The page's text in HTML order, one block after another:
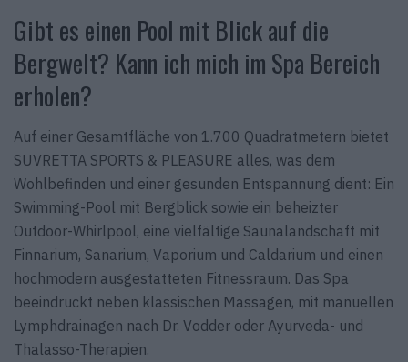
Gibt es einen Pool mit Blick auf die
Bergwelt? Kann ich mich im Spa Bereich
erholen?
Auf einer Gesamtfläche von 1.700 Quadratmetern bietet
SUVRETTA SPORTS & PLEASURE alles, was dem
Wohlbefinden und einer gesunden Entspannung dient: Ein
Swimming-Pool mit Bergblick sowie ein beheizter
Outdoor-Whirlpool, eine vielfältige Saunalandschaft mit
Finnarium, Sanarium, Vaporium und Caldarium und einen
hochmodern ausgestatteten Fitnessraum. Das Spa
beeindruckt neben klassischen Massagen, mit manuellen
Lymphdrainagen nach Dr. Vodder oder Ayurveda- und
Thalasso-Therapien.